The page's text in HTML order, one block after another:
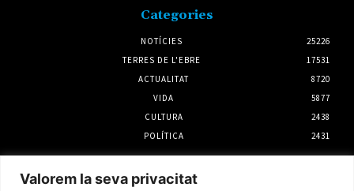
Valorem la seva privacitat
Categories
NOTÍCIES
25226
TERRES DE L'EBRE
17531
ACTUALITAT
8720
VIDA
5877
CULTURA
2438
POLÍTICA
2431